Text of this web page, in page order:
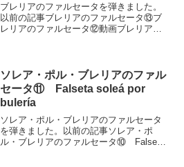
ブレリアのファルセータを弾きました。
以前の記事ブレリアのファルセータ⑬ブ
レリアのファルセータ⑫動画ブレリアは
らっ...
ソレア・ポル・ブレリアのファル
セータ⑪ Falseta soleá por
bulería
ソレア・ポル・ブレリアのファルセータ
を弾きました。以前の記事ソレア・ポ
ル・ブレリアのファルセータ⑩ Falseta